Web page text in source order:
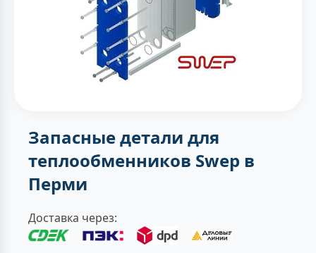
Запасные детали для
теплообменников Swep в
Перми
Доставка через: